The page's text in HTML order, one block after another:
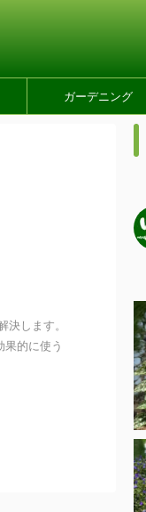
ガーデニング
します。
的に使う